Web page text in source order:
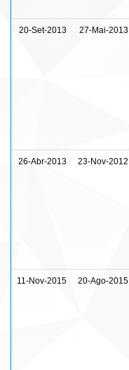
20-Set-2013 27-Mai-2013
26-Abr-2013 23-Nov-2012
11-Nov-2015 20-Ago-2015